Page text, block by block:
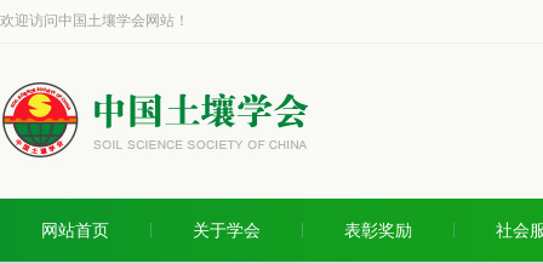
欢迎访问中国土壤学会网站！
网站首页 关于学会 表彰奖励 社会